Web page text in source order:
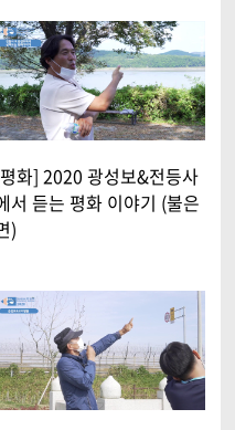
화] 2020 광성보&전등사
서 듣는 평화 이야기 (불은
)